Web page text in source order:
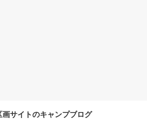
画サイトのキャンプブログ